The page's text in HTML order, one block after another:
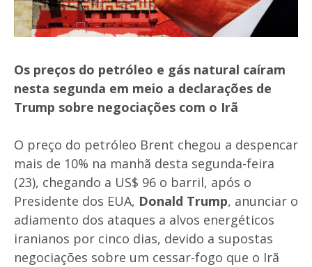
Os preços do petróleo e gás natural caíram
nesta segunda em meio a declarações de
Trump sobre negociações com o Irã
O preço do petróleo Brent chegou a despencar
mais de 10% na manhã desta segunda-feira
(23), chegando a US$ 96 o barril, após o
Presidente dos EUA, Donald Trump, anunciar o
adiamento dos ataques a alvos energéticos
iranianos por cinco dias, devido a supostas
negociações sobre um cessar-fogo que o Irã